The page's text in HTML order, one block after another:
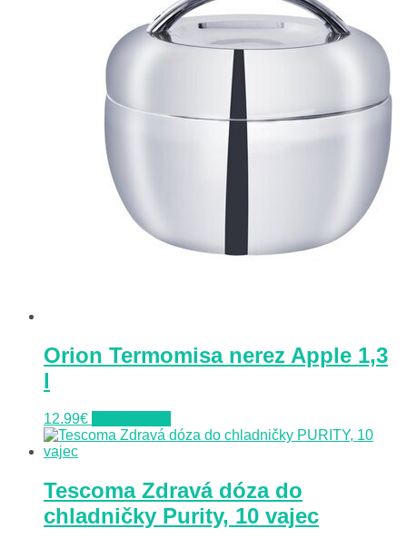
Orion Termomisa nerez Apple 1,3
l
12.99€
Tescoma Zdravá dóza do
chladničky Purity, 10 vajec